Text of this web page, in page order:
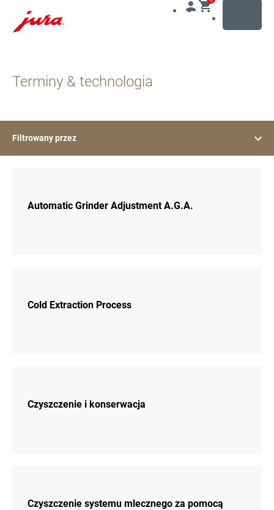
treści
opcji
wyszukiwania
Terminy & technologia
Filtrowany przez
Automatic Grinder Adjustment A.G.A.
Cold Extraction Process
Czyszczenie i konserwacja
Czyszczenie systemu mlecznego za pomocą